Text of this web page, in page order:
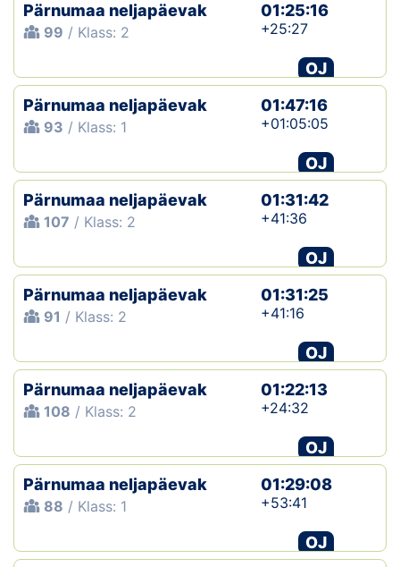
Pärnumaa neljapäevak
99 / Klass: 2
01:25:16
+25:27
OJ
Pärnumaa neljapäevak
93 / Klass: 1
01:47:16
+01:05:05
OJ
Pärnumaa neljapäevak
107 / Klass: 2
01:31:42
+41:36
OJ
Pärnumaa neljapäevak
91 / Klass: 2
01:31:25
+41:16
OJ
Pärnumaa neljapäevak
108 / Klass: 2
01:22:13
+24:32
OJ
Pärnumaa neljapäevak
88 / Klass: 1
01:29:08
+53:41
OJ